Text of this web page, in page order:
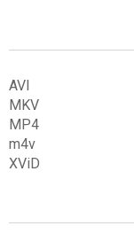
AVI
MKV
MP4
m4v
XViD